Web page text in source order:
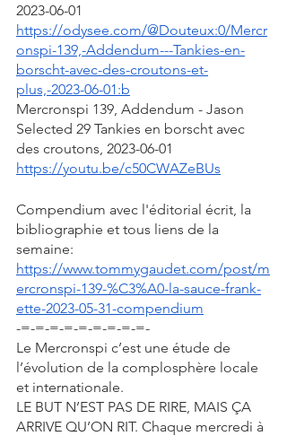
2023-06-01
https://odysee.com/@Douteux:0/Mercr
onspi-139,-Addendum---Tankies-en-
borscht-avec-des-croutons-et-
plus,-2023-06-01:b
Mercronspi 139, Addendum - Jason
Selected 29 Tankies en borscht avec
des croutons, 2023-06-01
https://youtu.be/c50CWAZeBUs
Compendium avec l'éditorial écrit, la
bibliographie et tous liens de la
semaine:
https://www.tommygaudet.com/post/m
ercronspi-139-%C3%A0-la-sauce-frank-
ette-2023-05-31-compendium
-=-=-=-=-=-=-=-=-=-
Le Mercronspi c’est une étude de
l’évolution de la complosphère locale
et internationale.
LE BUT N’EST PAS DE RIRE, MAIS ÇA
ARRIVE QU’ON RIT. Chaque mercredi à